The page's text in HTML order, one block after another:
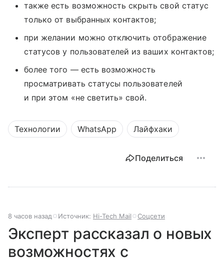
также есть возможность скрыть свой статус
только от выбранных контактов;
при желании можно отключить отображение
статусов у пользователей из ваших контактов;
более того — есть возможность
просматривать статусы пользователей
и при этом «не светить» свой.
Технологии WhatsApp Лайфхаки
Поделиться
8 часов назад Источник: Hi-Tech Mail Соцсети
Эксперт рассказал о новых
возможностях с